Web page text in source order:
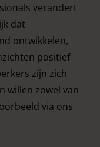
verandert
dat
ontwikkelen,
positief
zijn zich
willen zowel van
via ons